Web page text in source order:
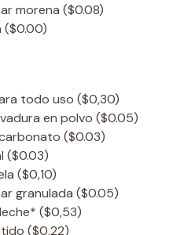
morena ($0.08)
($0.00)
todo uso ($0,30)
en polvo ($0.05)
($0.03)
($0.03)
($0,10)
granulada ($0.05)
($0,53)
($0,22)